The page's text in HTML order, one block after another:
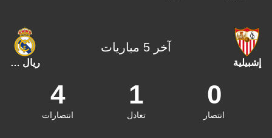
إشبيلية
آخر 5 مباريات
ريال مدريد
0
انتصار
1
تعادل
4
انتصارات